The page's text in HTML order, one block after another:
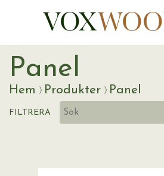
Panel
Hem Produkter Panel
FILTRERA